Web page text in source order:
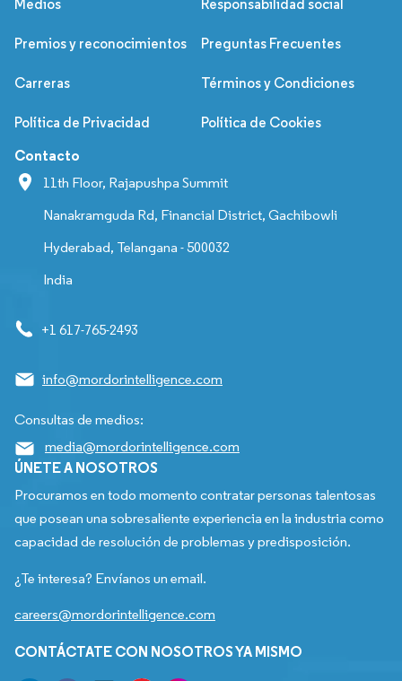
Medios Responsabilidad social
Premios y reconocimientos Preguntas Frecuentes
Carreras Términos y Condiciones
Política de Privacidad Política de Cookies
Contacto
11th Floor, Rajapushpa Summit
Nanakramguda Rd, Financial District, Gachibowli
Hyderabad, Telangana - 500032
India
+1 617-765-2493
info@mordorintelligence.com
Consultas de medios:
media@mordorintelligence.com
ÚNETE A NOSOTROS
Procuramos en todo momento contratar personas talentosas
que posean una sobresaliente experiencia en la industria como
capacidad de resolución de problemas y predisposición.
¿Te interesa? Envíanos un email.
careers@mordorintelligence.com
CONTÁCTATE CON NOSOTROS YA MISMO